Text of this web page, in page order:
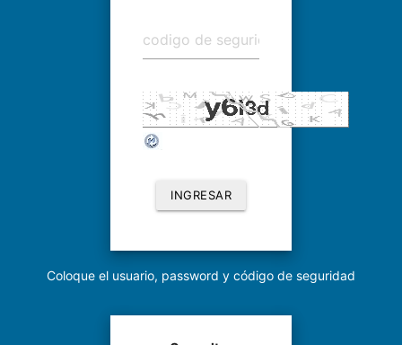
INGRESAR
Coloque el usuario, password y código de seguridad